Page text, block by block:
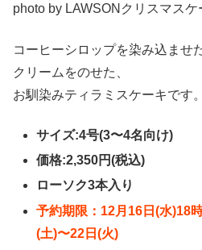
photo by LAWSONクリスマスケ
コーヒーシロップを染み込ませ
クリームをのせた、
お馴染みティラミスケーキです。
サイズ:4号(3〜4名向け)
価格:2,350円(税込)
ローソク3本入り
予約期限：12月16日(水)18
(土)〜22日(火)